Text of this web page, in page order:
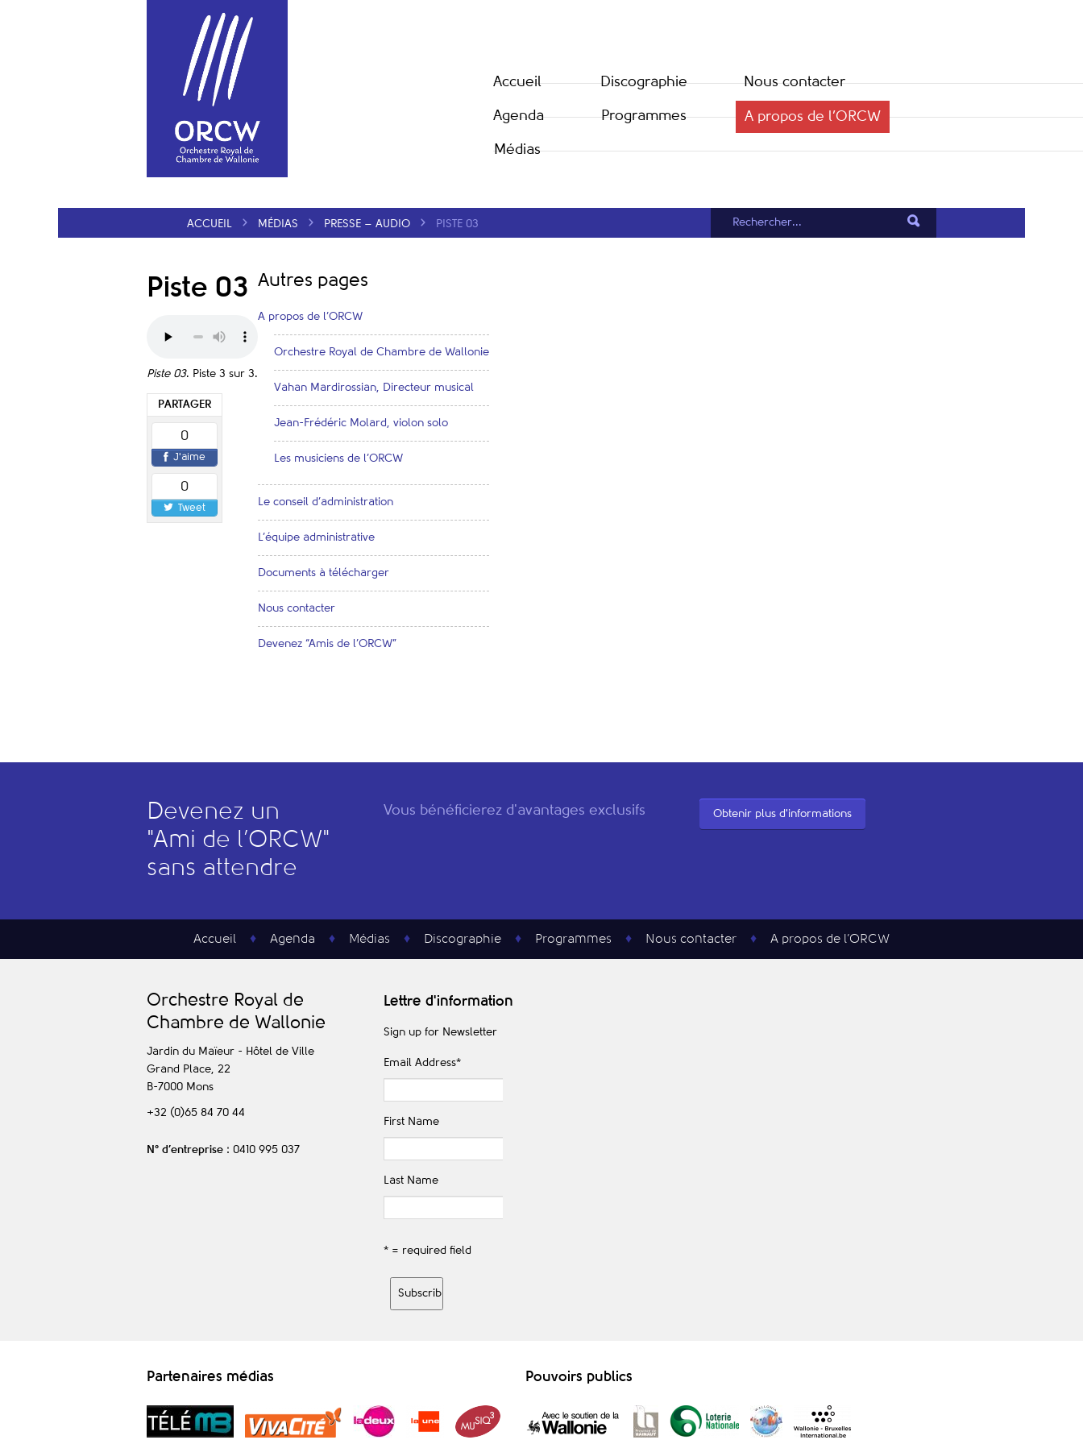
Accueil
Agenda
Médias
Discographie
Programmes
Nous contacter
A propos de l’ORCW
ACCUEIL MÉDIAS PRESSE – AUDIO PISTE 03
Piste 03
Piste 03. Piste 3 sur 3.
PARTAGER
0
J'aime
0
Tweet
Autres pages
A propos de l’ORCW
Orchestre Royal de Chambre de Wallonie
Vahan Mardirossian, Directeur musical
Jean-Frédéric Molard, violon solo
Les musiciens de l’ORCW
Le conseil d’administration
L’équipe administrative
Documents à télécharger
Nous contacter
Devenez “Amis de l’ORCW”
Devenez un
"Ami de l’ORCW"
sans attendre
Vous bénéficierez d'avantages exclusifs Obtenir plus d'informations
Accueil Agenda Médias Discographie Programmes Nous contacter A propos de l’ORCW
Orchestre Royal de
Chambre de Wallonie
Jardin du Maïeur - Hôtel de Ville
Grand Place, 22
B-7000 Mons
+32 (0)65 84 70 44
N° d’entreprise : 0410 995 037
Lettre d'information
Sign up for Newsletter
Email Address*
First Name
Last Name
* = required field
Partenaires médias Pouvoirs publics